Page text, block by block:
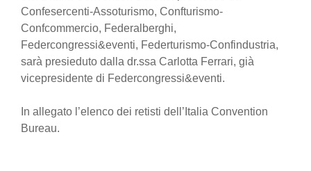
Confesercenti-Assoturismo, Confturismo-
Confcommercio, Federalberghi,
Federcongressi&eventi, Federturismo-Confindustria,
sarà presieduto dalla dr.ssa Carlotta Ferrari, già
vicepresidente di Federcongressi&eventi.
In allegato l’elenco dei retisti dell’Italia Convention
Bureau.